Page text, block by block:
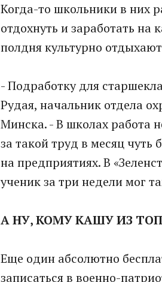
Когда-то школьники в них
отдохнуть и заработать
полдня культурно
- Подработку для
Рудая, начальник отдела
Минска. - В школах работа
за такой труд в месяц чуть
на предприятиях. В
ученик за три недели мог
А НУ, КОМУ КАШУ ИЗ
Еще один абсолютно
записаться в военно-